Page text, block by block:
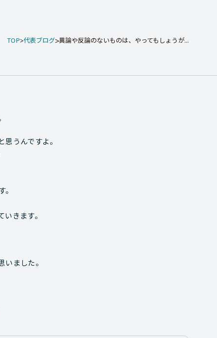
TOP 代表ブログ 異論や反論のないものは、やってもしょうが...
と思うんですよ。
きます。
ました。